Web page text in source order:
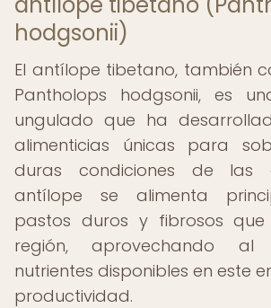
hodgsonii)
El antílope tibetano, también
Pantholops hodgsonii, es
ungulado que ha
alimenticias únicas para
duras condiciones de las
antílope se alimenta
pastos duros y fibrosos
región, aprovechando al
nutrientes disponibles en este
productividad.